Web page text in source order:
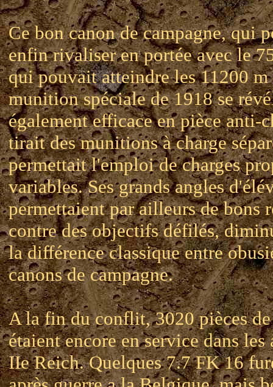
Ce bon canon de campagne, qui
enfin rivaliser en portée avec le
qui pouvait atteindre les 11200 m
munition spéciale de 1918 se
également efficace en pièce anti-
tirait des munitions à charge
permettait l'emploi de charges
variables. Ses grands angles
permettaient par ailleurs de bons
contre des objectifs défilés,
la différence classique entre
canons de campagne.
A la fin du conflit, 3020 pièces
étaient encore en service dans les
IIe Reich. Quelques 7.7 FK 16